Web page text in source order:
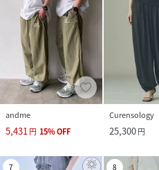
andme
5,431円 15%OFF
Curensology
25,300円
7 8